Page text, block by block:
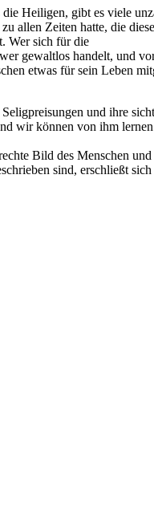
Heiligen, gibt es viele
allen Zeiten hatte, die
Wer sich für die
gewaltlos handelt, und
etwas für sein Leben
und ihre
wir können von ihm
Bild des Menschen
sind, erschließt